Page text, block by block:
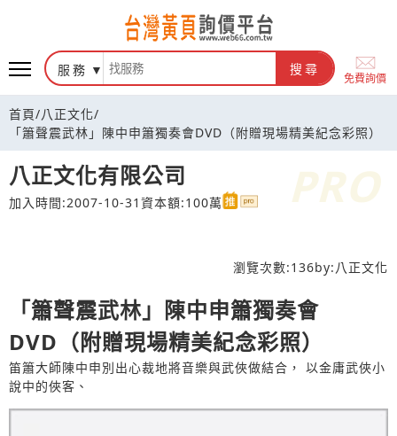
台灣黃頁詢價平台
服務 搜尋
免費詢價
首頁/八正文化/
「簫聲震武林」陳中申簫獨奏會DVD（附贈現場精美紀念彩照）
八正文化有限公司
加入時間:2007-10-31 資本額:100萬
瀏覽次數:136by: 八正文化
「簫聲震武林」陳中申簫獨奏會
DVD（附贈現場精美紀念彩照）
笛簫大師陳中申別出心裁地將音樂與武俠做結合， 以金庸武俠小
說中的俠客、